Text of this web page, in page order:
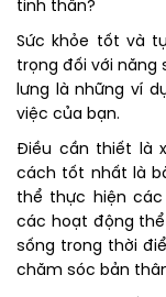
tinh thần?
Sức khỏe tốt và
trọng đối với năng
lưng là những ví
việc của bạn.
Điều cần thiết là
cách tốt nhất là
thể thực hiện
các hoạt động thể
sống trong thời
chăm sóc bản